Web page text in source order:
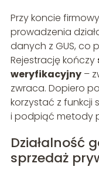
Przy koncie
prowadzenia
danych z GUS, co
Rejestrację kończy
weryfikacyjny–
zwraca. Dopiero
korzystać z funkcji
i podpiąć metody
Działalność
sprzedaż